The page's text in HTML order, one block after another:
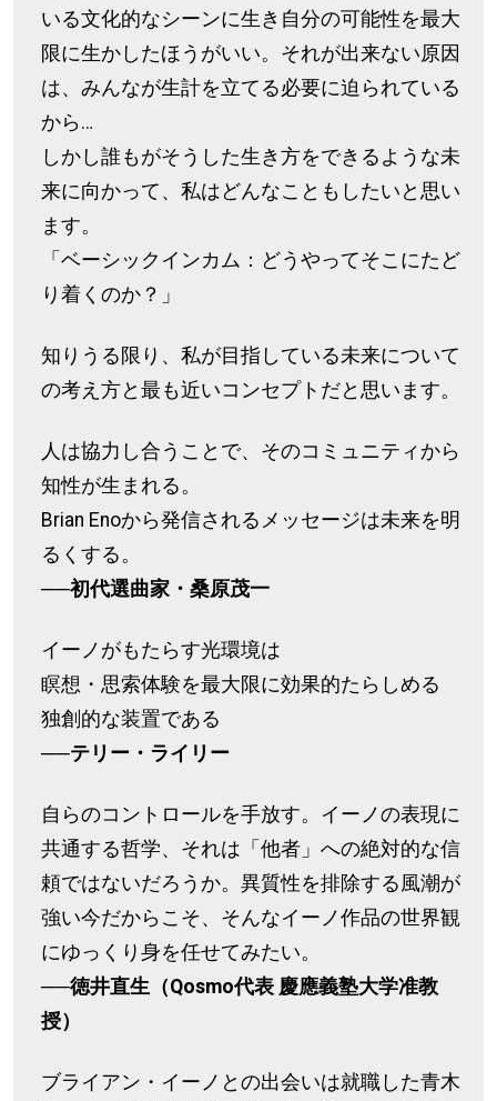
いる文化的なシーンに生き自分の可能性を最大
限に生かしたほうがいい。それが出来ない原因
は、みんなが生計を立てる必要に迫られている
から…
しかし誰もがそうした生き方をできるような未
来に向かって、私はどんなこともしたいと思い
ます。
「ベーシックインカム：どうやってそこにたど
り着くのか？」
知りうる限り、私が目指している未来について
の考え方と最も近いコンセプトだと思います。
人は協力し合うことで、そのコミュニティから
知性が生まれる。
Brian Enoから発信されるメッセージは未来を明
るくする。
──初代選曲家・桑原茂一
イーノがもたらす光環境は
瞑想・思索体験を最大限に効果的たらしめる
独創的な装置である
──テリー・ライリー
自らのコントロールを手放す。イーノの表現に
共通する哲学、それは「他者」への絶対的な信
頼ではないだろうか。異質性を排除する風潮が
強い今だからこそ、そんなイーノ作品の世界観
にゆっくり身を任せてみたい。
──徳井直生（Qosmo代表 慶應義塾大学准教
授）
ブライアン・イーノとの出会いは就職した青木